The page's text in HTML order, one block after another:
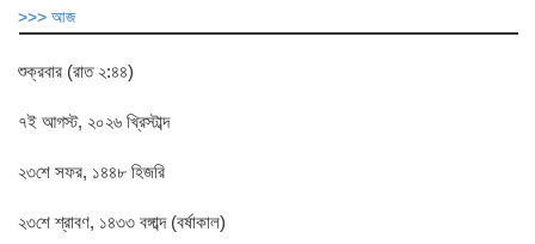
>>> আজ
শুক্রবার (রাত ২:৪৪)
৭ই আগস্ট, ২০২৬ খ্রিস্টাব্দ
২৩শে সফর, ১৪৪৮ হিজরি
২৩শে শ্রাবণ, ১৪৩৩ বঙ্গাব্দ (বর্ষাকাল)